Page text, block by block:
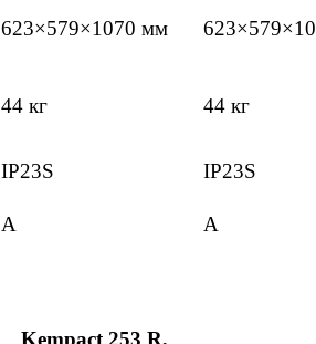
623×579×1070 мм
44 кг 44 кг
IP23S
IP23S
А А
Kempact 253 R,